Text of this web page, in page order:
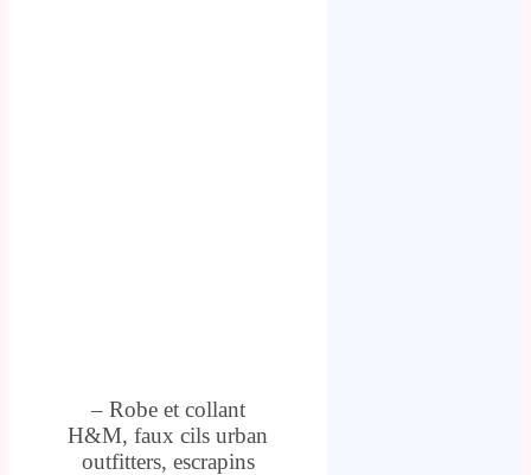
– Robe et collant
H&M, faux cils urban
outfitters, escrapins